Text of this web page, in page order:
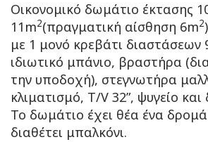
Οικονομικό δωμάτιο έκτασης
11m2(πραγματική αίσθηση 6m2
με 1 μονό κρεβάτι διαστάσεων
ιδιωτικό μπάνιο, βραστήρα
την υποδοχή), στεγνωτήρα
κλιματισμό, T/V 32”, ψυγείο
Το δωμάτιο έχει θέα ένα
διαθέτει μπαλκόνι.